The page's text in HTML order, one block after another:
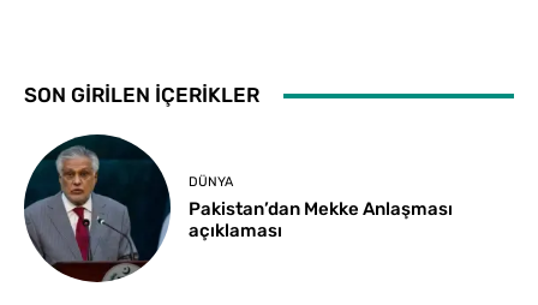
SON GİRİLEN İÇERİKLER
DÜNYA
Pakistan’dan Mekke Anlaşması
açıklaması